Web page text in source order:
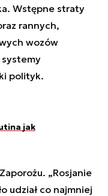
Wstępne straty
rannych,
wozów
polityk.
jak
„Rosjanie
udział co najmniej